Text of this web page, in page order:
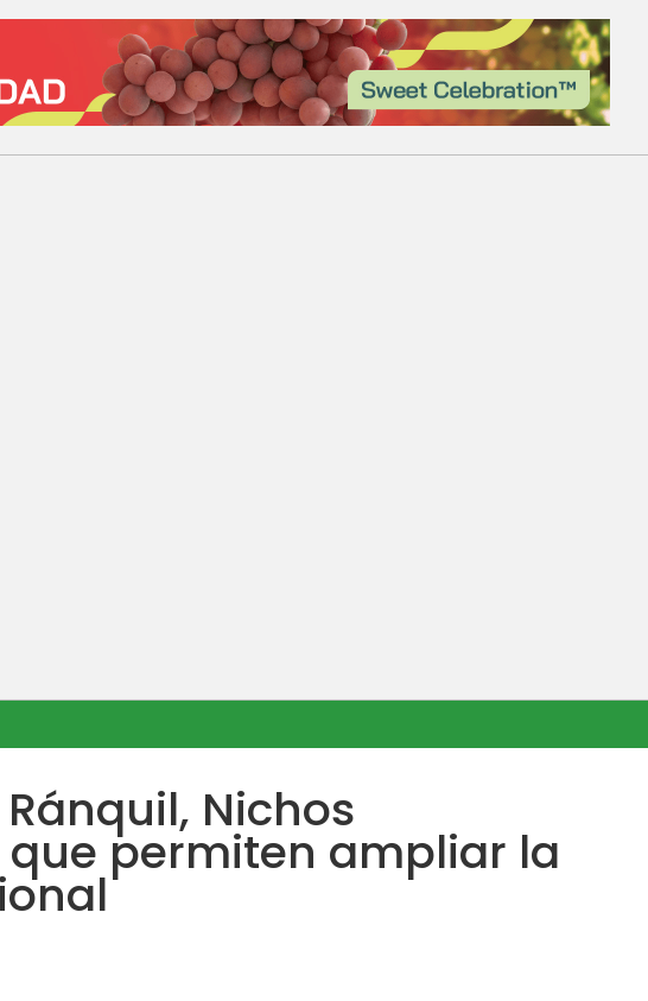
Nichos
permiten ampliar la